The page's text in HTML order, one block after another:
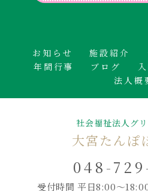
お知らせ 施設紹介
年間行事
ブログ
法人概
社会福祉法人グ
大宮たんぽ
048-
受付時間 平日8:00～